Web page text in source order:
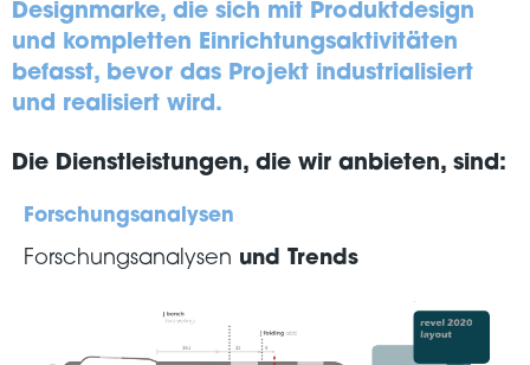
Designmarke, die sich mit Produktdesign
und kompletten Einrichtungsaktivitäten
befasst, bevor das Projekt industrialisiert
und realisiert wird.
Die Dienstleistungen, die wir anbieten, sind:
Forschungsanalysen
Forschungsanalysen und Trends